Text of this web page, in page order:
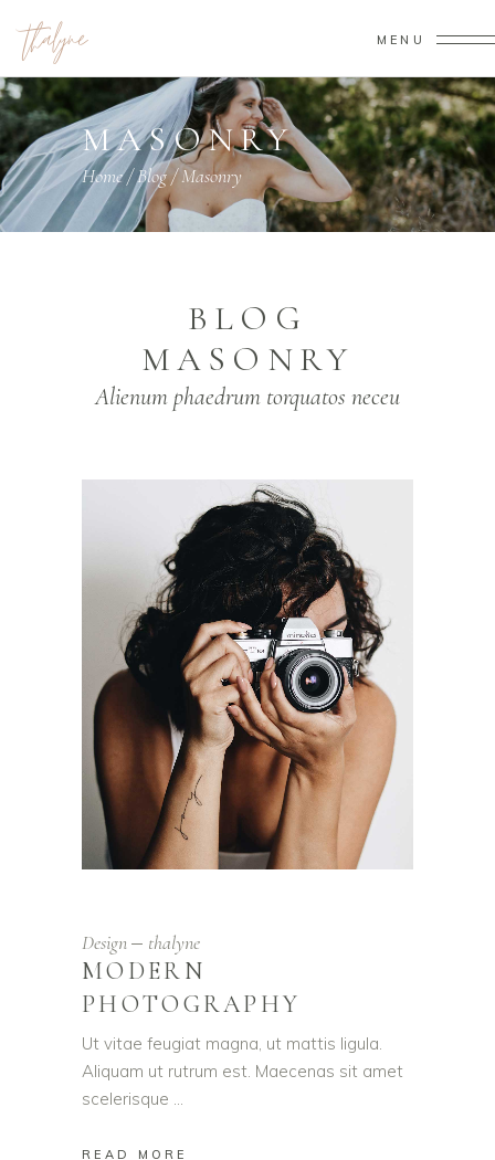
MENU
MASONRY
Home/Blog/Masonry
Design thalyne
MODERN
PHOTOGRAPHY
Ut vitae feugiat magna, ut mattis ligula.
Aliquam ut rutrum est. Maecenas sit amet
scelerisque
READ MORE
BLOG
MASONRY
Alienum phaedrum torquatos neceu